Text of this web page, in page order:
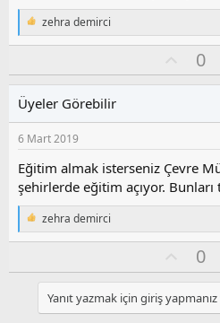
T
e
i
l
e
r
zehra demirci
y
0
Üyeler Görebilir
6 Mart 2019
Eğitim almak isterseniz Çevre
şehirlerde eğitim açıyor.
T
e
zehra demirci
y
l
a
0
Yanıt yazmak için giriş